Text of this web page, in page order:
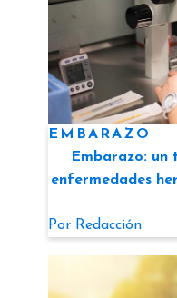
EMBARAZO
Embarazo:
enfermedades
Por Redacción